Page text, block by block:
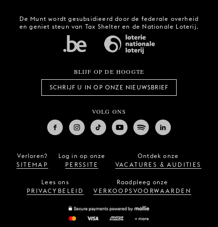
De Munt wordt gesubsidieerd door de federale overheid
en geniet steun van Tax Shelter en de Nationale Loterij.
BLIJF OP DE HOOGTE
SCHRIJF U IN OP ONZE NIEUWSBRIEF
VOLG ONS
Verloren?
SITEMAP
Log in op onze
PERSSITE
Ontdek onze
VACATURES & AUDITIES
Lees ons
PRIVACYBELEID
Raadpleeg onze
VERKOOPSVOORWAARDEN